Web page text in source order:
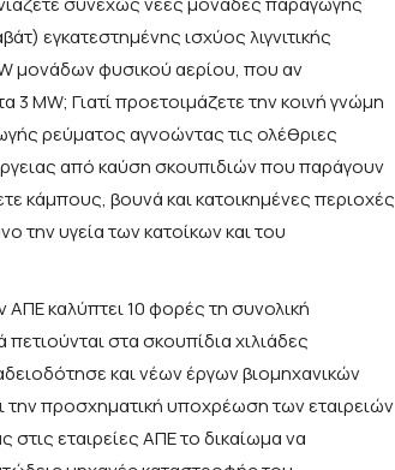
εγκατεστημένης ισχύος λιγνιτικής
μονάδων φυσικού αερίου, που αν
MW; Γιατί προετοιμάζετε την κοινή γνώμη
ρεύματος αγνοώντας τις ολέθριες
από καύση σκουπιδιών που παράγουν
κάμπους, βουνά και κατοικημένες περιοχές
την υγεία των κατοίκων και του
ΑΠΕ καλύπτει 10 φορές τη συνολική
στα σκουπίδια χιλιάδες
και νέων έργων βιομηχανικών
την προσχηματική υποχρέωση των εταιρειών
στις εταιρείες ΑΠΕ το δικαίωμα να